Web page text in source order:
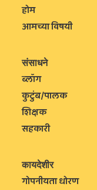
होम
आमच्या विषयी
संसाधने
ब्लॉग
कुटुंब/पालक
शिक्षक
सहकारी
कायदेशीर
गोपनीयता धोरण